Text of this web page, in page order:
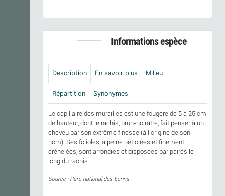
Informations espèce
Description En savoir plus Milieu
Répartition Synonymes
Le capillaire des murailles est une fougère de 5 à 25 cm
de hauteur, dont le rachis, brun-noirâtre, fait penser à un
cheveu par son extrême finesse (à l'origine de son
nom). Ses folioles, à peine pétiolées et finement
crénelées, sont arrondies et disposées par paires le
long du rachis.
Source : Parc national des Ecrins